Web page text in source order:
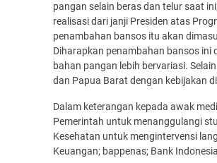
pangan selain beras dan telur saat
realisasi dari janji Presiden atas
penambahan bansos itu akan
Diharapkan penambahan bansos
bahan pangan lebih bervariasi.
dan Papua Barat dengan kebijakan
Dalam keterangan kepada awak
Pemerintah untuk menanggulangi
Kesehatan untuk mengintervensi
Keuangan; bappenas; Bank